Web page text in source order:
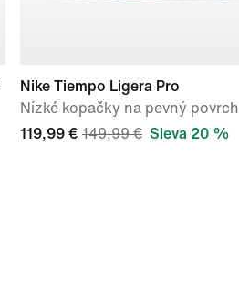
Nike Tiempo Ligera Pro
Nízké kopačky na pevný povrch
119,99 € 149,99 € Sleva 20 %